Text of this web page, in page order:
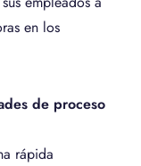
en los
de proceso
rápida